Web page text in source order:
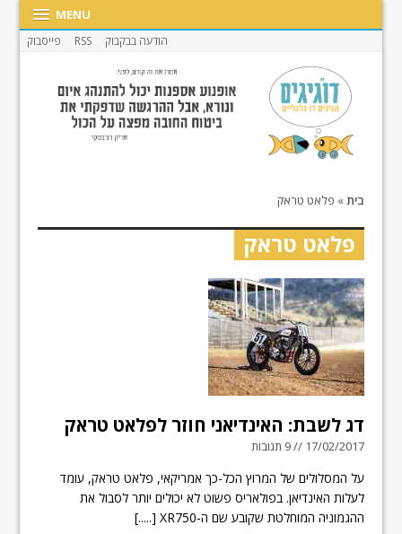
MENU
הודעה בבקבוק RSS פייסבוק
בית» פלאט טראק
פלאט טראק
דג לשבת: האינדיאני חוזר לפלאט טראק
17/02/2017 // 9 תגובות
על המסלולים של המרוץ הכל-כך אמריקאי, פלאט טראק, עומד
לעלות האינדיאן. בפולאריס פשוט לא יכולים יותר לסבול את
ההגמוניה המוחלטת שקובע שם ה-XR750
[.....]